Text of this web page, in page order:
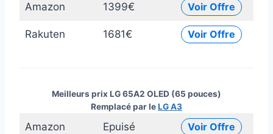
Amazon 1399€ Voir Offre
Rakuten 1681€ Voir Offre
Amazon Epuisé Voir Offre
Meilleurs prix LG 65A2 OLED (65 pouces)
Remplacé par leLG A3